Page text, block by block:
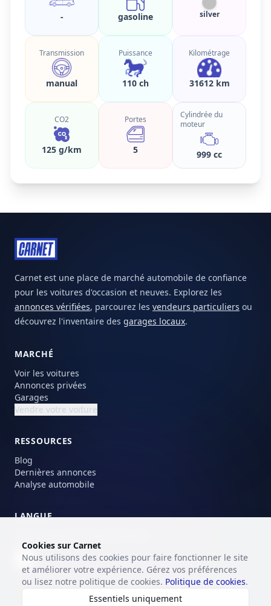
- gasoline silver
Transmission
manual
Puissance
110 ch
Kilométrage
31612 km
CO2
125 g/km
Portes
5
Cylindrée du
moteur
999 cc
Carnet est une place de marché automobile de confiance
pour les voitures d'occasion et neuves. Explorez les
annonces vérifiées, parcourez les vendeurs particuliers ou
découvrez l'inventaire des garages locaux.
MARCHÉ
Voir les voitures
Annonces privées
Garages
Vendre votre voiture
RESSOURCES
Blog
Dernières annonces
Analyse automobile
LANGUE
FR
Cookies sur Carnet
Nous utilisons des cookies pour faire fonctionner le site
et améliorer votre expérience. Gérez vos préférences
ou lisez notre politique de cookies. Politique de cookies.
Essentiels uniquement